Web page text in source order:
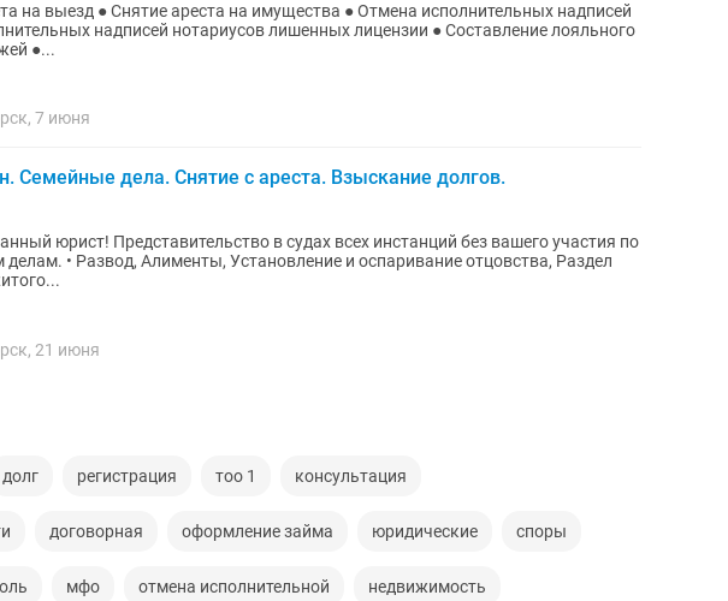
на выезд ● Снятие ареста на имущества ● Отмена исполнительных надписей
надписей нотариусов лишенных лицензии ● Составление лояльного
●...
7 июня
Семейные дела. Снятие с ареста. Взыскание долгов.
юрист! Представительство в судах всех инстанций без вашего участия по
• Развод, Алименты, Установление и оспаривание отцовства, Раздел
21 июня
долг регистрация тоо 1 консультация
договорная оформление займа юридические споры
мфо отмена исполнительной недвижимость